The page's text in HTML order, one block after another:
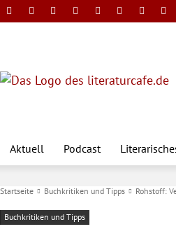
Aktuell Podcast
Startseite Buchkritiken und Tipps Rohstoff:
Buchkritiken und Tipps